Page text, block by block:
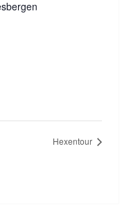
Hexentour